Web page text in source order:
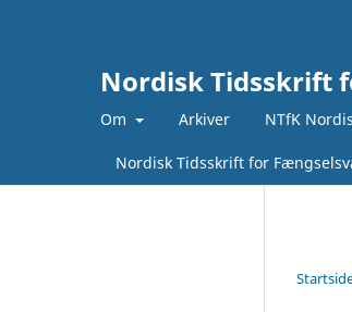
Nordisk Tidsskrift
Om Arkiver NTfK
Nordisk Tidsskrift for